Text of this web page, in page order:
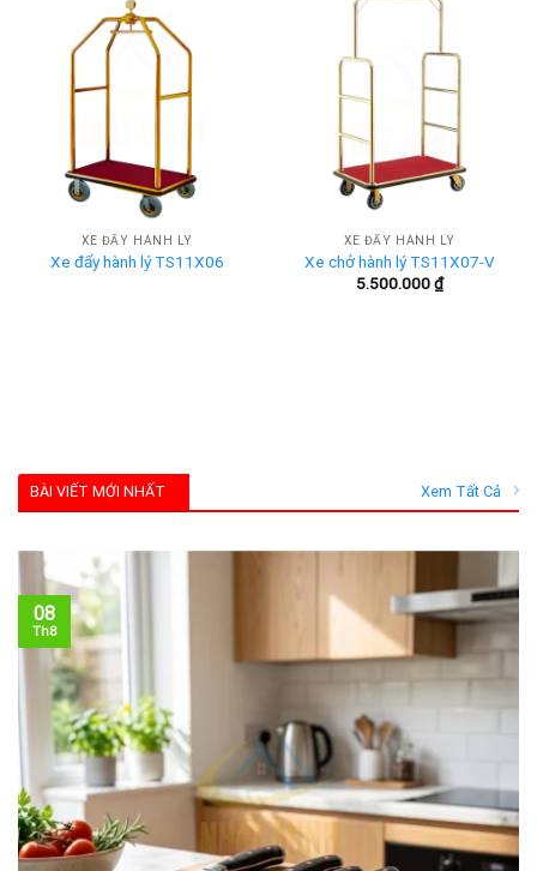
XE ĐẨY HÀNH LÝ
Xe đẩy hành lý TS11X06
XE ĐẨY HÀNH LÝ
Xe chở hành lý TS11X07-V
5.500.000₫
BÀI VIẾT MỚI NHẤT Xem Tất Cả
08
Th8